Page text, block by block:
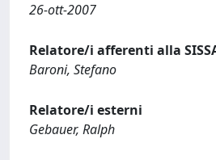
26-ott-2007
Relatore/i afferenti alla
Baroni, Stefano
Relatore/i esterni
Gebauer, Ralph